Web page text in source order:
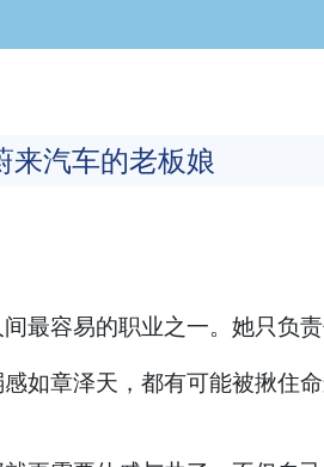
来汽车的老板娘
最容易的职业之一。她只负
如章泽天，都有可能被揪住